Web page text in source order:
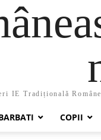
IE Tradițională
COPII